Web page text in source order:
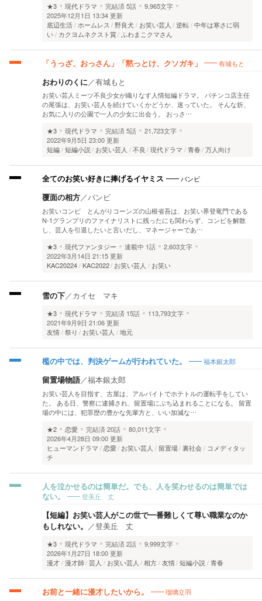
★3
現代ドラマ 完結済5話
9,965文字
2025年12月1日 13:34 更新
底辺生活
ホームレス 野良犬 お笑い芸人 逆転 中年は寒さに弱
い
カクヨムネクスト賞 ふわまこクマさん
「うっざ、おっさん」「黙っとけ、クソガキ」 有城もと
おわりのくに ／有城もと
お笑い芸人ミーツ不良少女が織りなす人情短編ドラマ。 パチンコ店主任
の尾張は、お笑い芸人を続けていくかどうか、迷っていた。 そんな折、
お気に入りの公園で一人の少女に出会う。 おっさ…
★3
現代ドラマ 完結済5話
21,723文字
2022年9月5日 23:00 更新
短編 短編小説 お笑い芸人 不良 現代ドラマ 青春 万人向け
全てのお笑い好きに捧げるイヤミス バンビ
覆面の相方／バンビ
お笑いコンビ とんがりコーンズの山根省吾は、お笑い界登竜門である
N-1グランプリのファイナリストに残ったにも関わらず、コンビを解散
し、芸人を引退したいと言いだし、マネージャーであ…
★3
現代ファンタジー 連載中 1話
2,603文字
2022年3月14日 21:15 更新
KAC20224
KAC2022 お笑い芸人 お笑い
雪の下／カイセ マキ
★3 現代ドラマ 完結済 15話
113,793文字
2021年9月9日 21:06 更新
友情 祭り お笑い芸人 地元
檻の中では、判決ゲームが行われていた。 福本銀太郎
留置場物語／福本銀太郎
お笑い芸人を目指す、古屋は、アルバイトでホテトルの運転手をしてい
た。 ある日、警察に逮捕され、留置場にぶち込まれることになる。 留置
場の中には、犯罪歴の豊かな先輩方と、いい加減な…
★2
恋愛 完結済20話
80,011文字
2026年4月28日 09:00 更新
ヒューマンドラマ
恋愛 お笑い芸人 留置場 裏社会
コメディタッ
チ
人を泣かせるのは簡単だ。でも、人を笑わせるのは簡単では
ない。
登美丘 丈
【短編】お笑い芸人がこの世で一番難しくて尊い職業なのか
もしれない。 ／登美丘 丈
★3 現代ドラマ 完結済2話
9,999文字
2026年1月27日 18:00 更新
漫才 漫才師 芸人 お笑い芸人 相方 友情 短編小説 青春
お前と一緒に漫才したいから。 瑠璃立羽